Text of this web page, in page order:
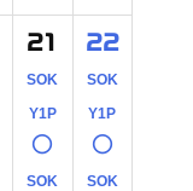
21
SOK
Y1P
○
SOK
22
SOK
Y1P
○
SOK